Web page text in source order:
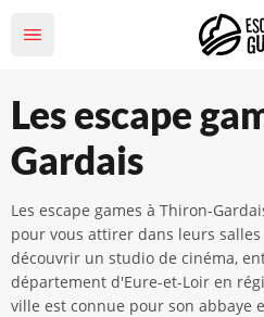
Les escape
Gardais
Les escape games à Thiron-
pour vous attirer dans leurs
découvrir un studio de cinéma,
département d'Eure-et-Loir en
ville est connue pour son abbaye